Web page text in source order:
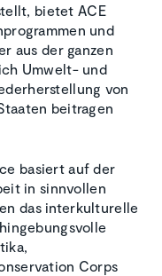
bietet ACE
und
aus der ganzen
Umwelt- und
von
beitragen
basiert auf der
in sinnvollen
das interkulturelle
Corps